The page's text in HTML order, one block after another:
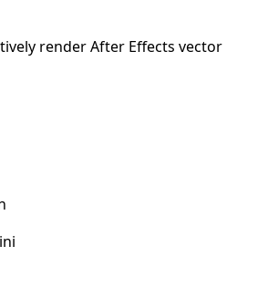
render After Effects vector